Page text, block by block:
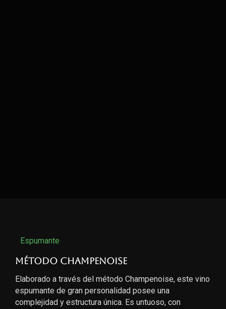
Espumante
Método Champenoise
Elaborado a través del método Champenoise, este vino
espumante de gran personalidad posee una
complejidad y estructura única. Es untuoso, con